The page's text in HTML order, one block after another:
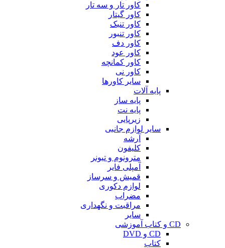
کاور تار و سه تار
کاور گیتار
کاور تنبک
کاور تنبور
کاور دف
کاور عود
کاور کمانچه
کاور نی
سایر کاورها
پایه آلات
پایه ساز
پایه نت
زیرپایی
سایر لوازم جانبی
آرشه
کلیفون
مترونوم و تیونر
آمپلی فایر
قمیش و سرساز
لوازم دکوری
مضراب
مراقبت و نگهداری
سایر
CD و کتاب آموزشی
CD و DVD
کتاب